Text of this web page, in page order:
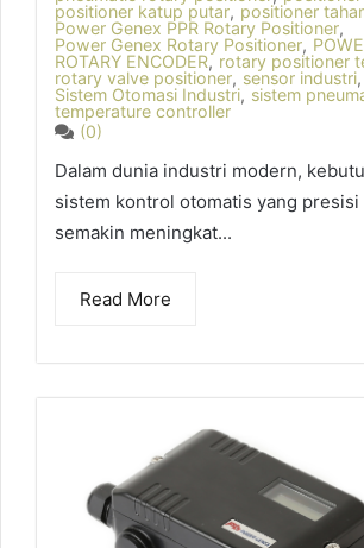
positioner katup putar, positioner
Power Genex PPR Rotary Positioner,
Power Genex Rotary Positioner,
ROTARY ENCODER, rotary positioner
rotary valve positioner, sensor industri,
Sistem Otomasi Industri, sistem
temperature controller
(0)
Dalam dunia industri modern,
sistem kontrol otomatis yang presisi
semakin meningkat...
Read More